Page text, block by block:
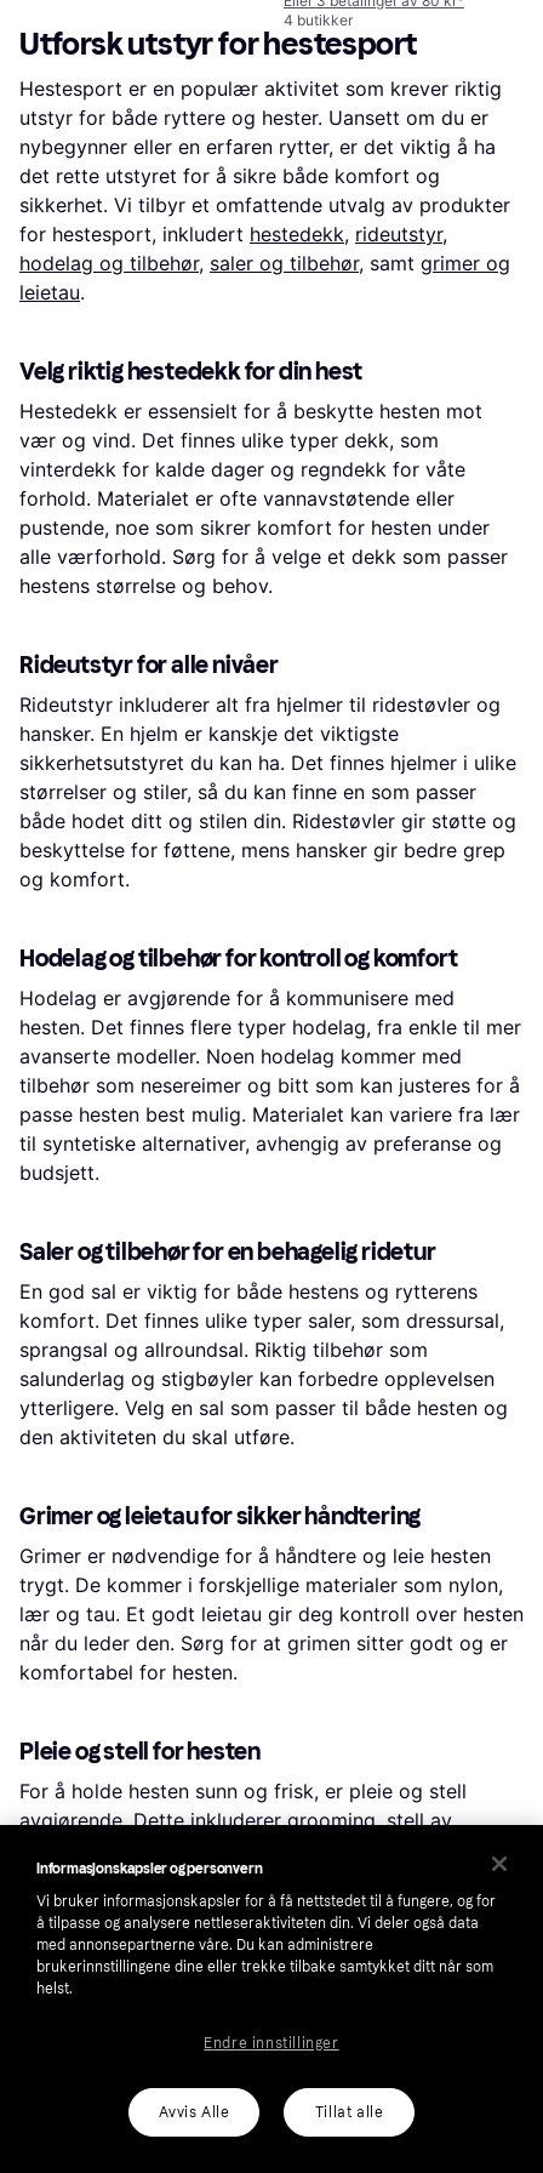
4 butikker
Utforsk utstyr for hestesport
Hestesport er en populær aktivitet som krever riktig
utstyr for både ryttere og hester. Uansett om du er
nybegynner eller en erfaren rytter, er det viktig å ha
det rette utstyret for å sikre både komfort og
sikkerhet. Vi tilbyr et omfattende utvalg av produkter
for hestesport, inkludert hestedekk, rideutstyr,
hodelag og tilbehør, saler og tilbehør, samt grimer og
leietau.
Velg riktig hestedekk for din hest
Hestedekk er essensielt for å beskytte hesten mot
vær og vind. Det finnes ulike typer dekk, som
vinterdekk for kalde dager og regndekk for våte
forhold. Materialet er ofte vannavstøtende eller
pustende, noe som sikrer komfort for hesten under
alle værforhold. Sørg for å velge et dekk som passer
hestens størrelse og behov.
Rideutstyr for alle nivåer
Rideutstyr inkluderer alt fra hjelmer til ridestøvler og
hansker. En hjelm er kanskje det viktigste
sikkerhetsutstyret du kan ha. Det finnes hjelmer i ulike
størrelser og stiler, så du kan finne en som passer
både hodet ditt og stilen din. Ridestøvler gir støtte og
beskyttelse for føttene, mens hansker gir bedre grep
og komfort.
Hodelag og tilbehør for kontroll og komfort
Hodelag er avgjørende for å kommunisere med
hesten. Det finnes flere typer hodelag, fra enkle til mer
avanserte modeller. Noen hodelag kommer med
tilbehør som nesereimer og bitt som kan justeres for å
passe hesten best mulig. Materialet kan variere fra lær
til syntetiske alternativer, avhengig av preferanse og
budsjett.
Saler og tilbehør for en behagelig ridetur
En god sal er viktig for både hestens og rytterens
komfort. Det finnes ulike typer saler, som dressursal,
sprangsal og allroundsal. Riktig tilbehør som
salunderlag og stigbøyler kan forbedre opplevelsen
ytterligere. Velg en sal som passer til både hesten og
den aktiviteten du skal utføre.
Grimer og leietau for sikker håndtering
Grimer er nødvendige for å håndtere og leie hesten
trygt. De kommer i forskjellige materialer som nylon,
lær og tau. Et godt leietau gir deg kontroll over hesten
når du leder den. Sørg for at grimen sitter godt og er
komfortabel for hesten.
Pleie og stell for hesten
For å holde hesten sunn og frisk, er pleie og stell
avgjørende. Dette inkluderer grooming, stell av
og andre pleieprodukter kan hjelpe med å lindre
muskelsmerter og fremme god helse.
Bruk Klarna for å sammenligne priser og produkter, og
finn det rette valget for dine behov innen hestesport.
Naviger deg frem til det beste alternativet ved hjelp
av våre praktiske verktøy. Sammenlign priser, bruk
Informasjonskapsler og personvern
Vi bruker informasjonskapsler for å få nettstedet til å fungere, og for
å tilpasse og analysere nettleseraktiviteten din. Vi deler også data
med annonsepartnerne våre. Du kan administrere
brukerinnstillingene dine eller trekke tilbake samtykket ditt når som
helst.
Avvis Alle Tillat alle
Endre innstillinger